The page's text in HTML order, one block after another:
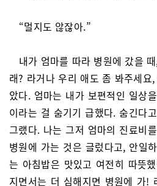
“멀지도 않잖아.”
내가 엄마를 따라 병원에 갔을
래? 라거나 우리 애도 좀 봐주세
았다. 엄마는 내가 보편적인 일상
이라는 걸 숨기기 급했다. 숨긴다
그랬다. 나는 그저 엄마의 진료비
병원에 가는 것은 글렀다고, 안일
는 아침밥은 맛있고 여전히 따뜻
지면서는 더 심해지면 병원에 가!